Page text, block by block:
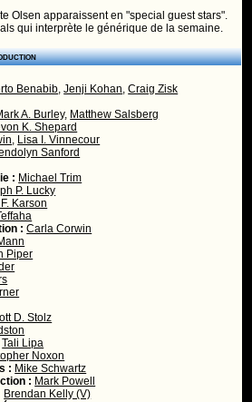
Olsen apparaissent en "special guest stars".
qui interprète le générique de la semaine.
Benabib,Jenji Kohan,Craig Zisk
A. Burley, Matthew Salsberg
K. Shepard
, Lisa I. Vinnecour
Sanford
: Michael Trim
P. Lucky
Karson
:Carla Corwin
Piper
D. Stolz
Tali Lipa
Noxon
: Mike Schwartz
: Mark Powell
Brendan Kelly (V)